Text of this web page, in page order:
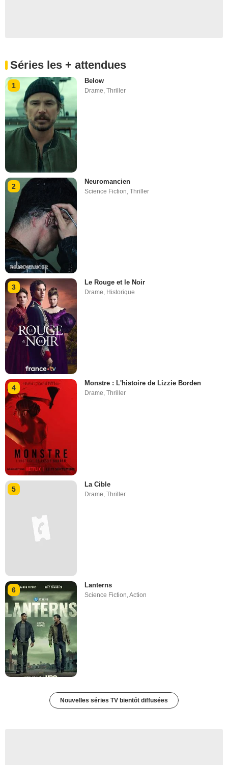
Séries les + attendues
1
Below
Drame ,Thriller
2
Neuromancien
Science Fiction,Thriller
3
Le Rouge et le Noir
Drame, Historique
4
Monstre : L'histoire de Lizzie Borden
Drame,Thriller
5
La Cible
Drame ,Thriller
6
Lanterns
Science Fiction,Action
Nouvelles séries TV bientôt diffusées